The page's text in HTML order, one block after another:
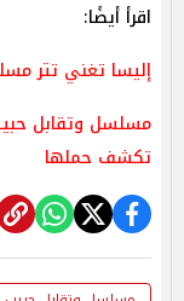
اقرأ أيضًا:
إليسا تغني تتر
مسلسل وتقابل
تكشف حملها